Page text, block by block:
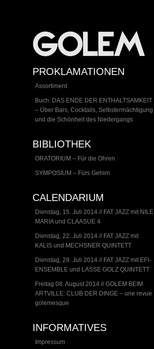
PROKLAMATIONEN
Assortiment
Buch: DAS ENDE DER ENTHALTSAMKEIT
– Über Bars, Cocktails, Selbstermächtigung
und die Schönheit des Niedergangs
BIBLIOTHEK
ORATORIUM – Für die Ohren
SYMPOSIUM – Fürs Gehirn
CALENDARIUM
Dienstag, 15. Juli 2014 // FAT JAZZ mit NILE
MARIA und CLAASUE 4
Dienstag, 22. Juli 2014 // FAT JAZZ mit
KALIS und MECHSNER QUINTETT
Dienstag, 29. Juli 2014 // FAT JAZZ mit EFI-
ENSEMBLE und LASSE GOLZ QUINTETT
Freitag 08. August 2014 // GOLEM BEIM
ARTVILLE: CLUB DER DINGE – une revue
golemesque
INFORMATIVES
Impressum